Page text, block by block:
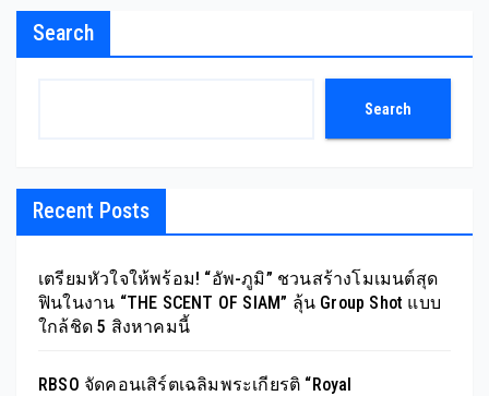
Search
Search
Recent Posts
เตรียมหัวใจให้พร้อม! “อัพ-ภูมิ” ชวนสร้างโมเมนต์สุด
ฟินในงาน “THE SCENT OF SIAM” ลุ้น Group Shot แบบ
ใกล้ชิด 5 สิงหาคมนี้
RBSO จัดคอนเสิร์ตเฉลิมพระเกียรติ “Royal